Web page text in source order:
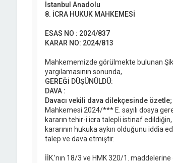
İstanbul Anadolu
8. İCRA HUKUK MAHKEMESİ
ESAS NO : 2024/837
KARAR NO: 2024/813
Mahkememizde görülmekte bulunan
yargılamasının sonunda,
GEREĞİ DÜŞÜNÜLDÜ:
DAVA :
Davacı vekili dava dilekçesinde özetle;
Mahkemesi 2024/*** E. sayılı dosya
kararın tehir-i icra talepli istinaf
kararının hukuka aykırı olduğunu
talep ve dava etmiştir.
İİK.'nın 18/3 ve HMK 320/1.